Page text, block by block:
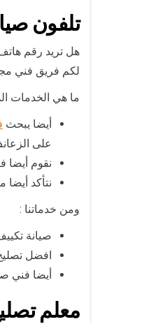
تلفون
هل تريد رقم
لكم فريق فني
ما هي الخدمات
أيضا يبحث
على
نقوم أيضا
نتأكد
ومن خدماتنا :
صيانة
افضل
أيضا فني
معلم